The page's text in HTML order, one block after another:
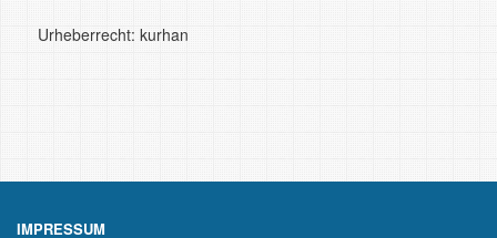
Urheberrecht: kurhan
IMPRESSUM